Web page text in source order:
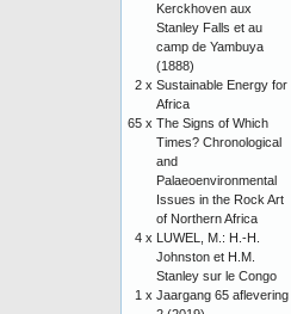
Kerckhoven aux
Stanley Falls et au
camp de Yambuya
(1888)
2 x Sustainable Energy for
Africa
65 x The Signs of Which
Times? Chronological
and
Palaeoenvironmental
Issues in the Rock Art
of Northern Africa
4 x LUWEL, M.: H.-H.
Johnston et H.M.
Stanley sur le Congo
1 x Jaargang 65 aflevering